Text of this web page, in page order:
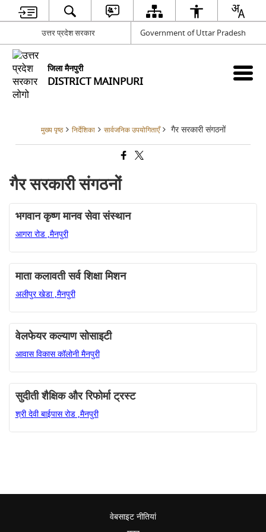
उत्तर प्रदेश सरकार Government of Uttar Pradesh
जिला मैनपुरी
DISTRICT MAINPURI
मुख्य पृष्ठ निर्देशिका सार्वजनिक उपयोगिताएँ गैर सरकारी संगठनों
गैर सरकारी संगठनों
भगवान कृष्ण मानव सेवा संस्थान
आगरा रोड ,मैनपुरी
माता कलावती सर्व शिक्षा मिशन
अलीपुर खेडा ,मैनपुरी
वेलफेयर कल्याण सोसाइटी
आवास विकास कॉलोनी मैनपुरी
सुदीती शैक्षिक और रिफोर्मा ट्रस्ट
श्री देवी बाईपास रोड ,मैनपुरी
वेबसाइट नीतियां